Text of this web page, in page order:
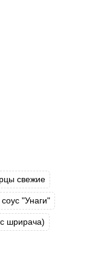
свежие
соус "Унаги"
шрирача)